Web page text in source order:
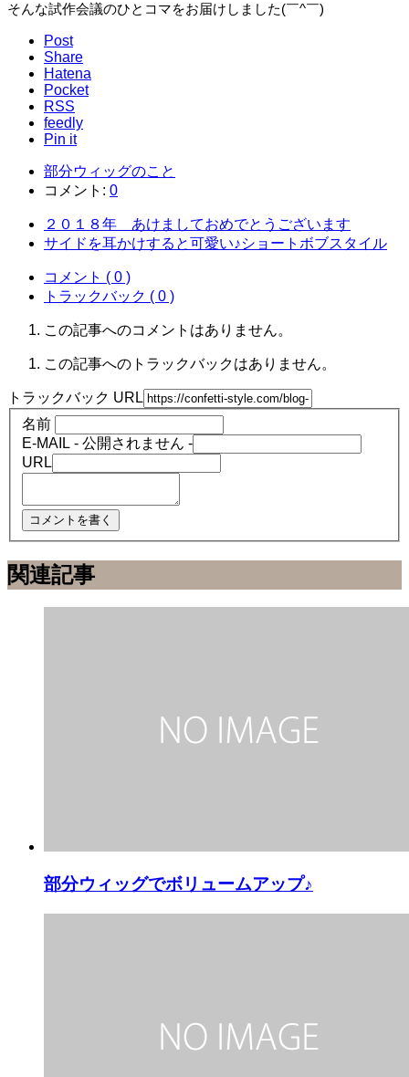
そんな試作会議のひとコマをお届けしました(￣^￣)ゞ
Post
Share
Hatena
Pocket
RSS
feedly
Pin it
部分ウィッグのこと
コメント: 0
２０１８年 あけましておめでとうございます
サイドを耳かけすると可愛い♪ショートボブスタイル
コメント ( 0 )
トラックバック ( 0 )
この記事へのコメントはありません。
この記事へのトラックバックはありません。
トラックバック URL
名前
E-MAIL - 公開されません -
URL
関連記事
部分ウィッグでボリュームアップ♪